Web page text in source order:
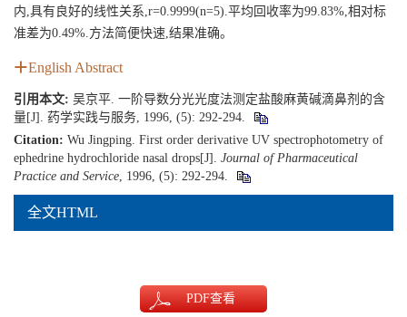
内,具有良好的线性关系,r=0.9999(n=5).平均回收率为99.83%,相对标
准差为0.49%.方法简便快速,结果准确。
English Abstract
引用本文: 吴京平. 一阶导数分光光度法测定盐酸麻黄碱滴鼻剂的含
量[J]. 药学实践与服务, 1996, (5): 292-294.
Citation: Wu Jingping. First order derivative UV spectrophotometry of
ephedrine hydrochloride nasal drops[J]. Journal of Pharmaceutical
Practice and Service , 1996, (5): 292-294.
全文HTML
PDF查看